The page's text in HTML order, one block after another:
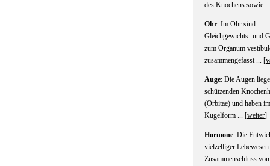
des Knochens sowie
Ohr: Im Ohr sind
Gleichgewichts- und
zum Organum
zusammengefasst ... [
Auge: Die Augen
schützenden
(Orbitae) und haben
Kugelform ... [weiter]
Hormone: Die
vielzelliger Lebewesen
Zusammenschluss von